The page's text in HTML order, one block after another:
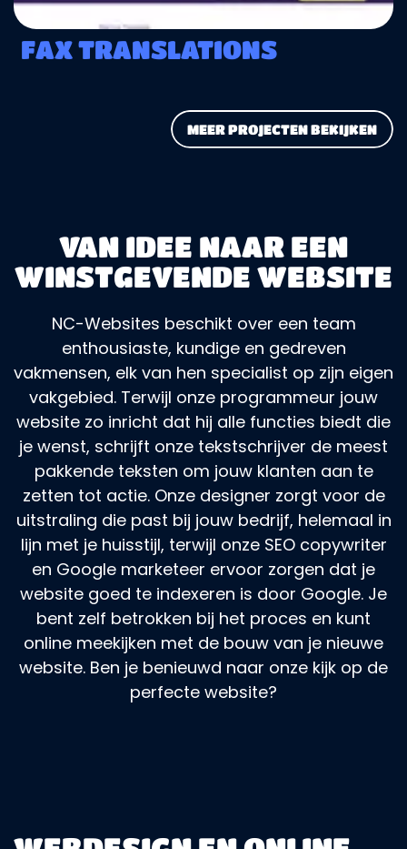
FAX TRANSLATIONS
MEER PROJECTEN BEKIJKEN
VAN IDEE NAAR EEN
WINSTGEVENDE WEBSITE
NC-Websites beschikt over een team
enthousiaste, kundige en gedreven
vakmensen, elk van hen specialist op zijn eigen
vakgebied. Terwijl onze programmeur jouw
website zo inricht dat hij alle functies biedt die
je wenst, schrijft onze tekstschrijver de meest
pakkende teksten om jouw klanten aan te
zetten tot actie. Onze designer zorgt voor de
uitstraling die past bij jouw bedrijf, helemaal in
lijn met je huisstijl, terwijl onze SEO copywriter
en Google marketeer ervoor zorgen dat je
website goed te indexeren is door Google. Je
bent zelf betrokken bij het proces en kunt
online meekijken met de bouw van je nieuwe
website. Ben je benieuwd naar onze kijk op de
perfecte website?